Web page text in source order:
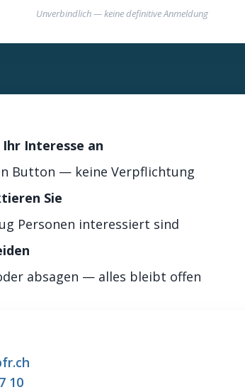
Unverbindlich — keine definitive Anmeldung
Ihr Interesse an
Button — keine Verpflichtung
Sie
Personen interessiert sind
absagen — alles bleibt offen
10